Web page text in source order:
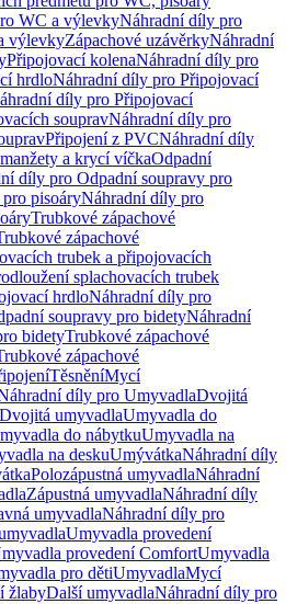
WC a výlevkyNáhradní díly pro
výlevkyZápachové uzávěrkyNáhradní
Připojovací kolenaNáhradní díly pro
hrdloNáhradní díly pro Připojovací
díly pro Připojovací
soupravNáhradní díly pro
Připojení z PVCNáhradní díly
a krycí víčkaOdpadní
díly pro Odpadní soupravy pro
pisoáryNáhradní díly pro
Trubkové zápachové
zápachové
trubek a připojovacích
splachovacích trubek
hrdloNáhradní díly pro
soupravy pro bidetyNáhradní
bidetyTrubkové zápachové
zápachové
TěsněníMycí
díly pro UmyvadlaDvojitá
umyvadlaUmyvadla do
do nábytkuUmyvadla na
na deskuUmývátkaNáhradní díly
Polozápustná umyvadlaNáhradní
Zápustná umyvadlaNáhradní díly
umyvadlaNáhradní díly pro
Umyvadla provedení
provedení ComfortUmyvadla
pro dětiUmyvadlaMycí
žlabyDalší umyvadlaNáhradní díly pro